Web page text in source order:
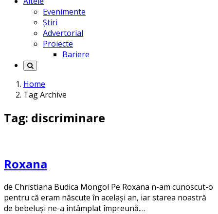
Evenimente
Știri
Advertorial
Proiecte
Bariere
Home
Tag Archive
Tag: discriminare
Roxana
de Christiana Budica Mongol Pe Roxana n-am cunoscut-o
pentru că eram născute în același an, iar starea noastră
de bebeluși ne-a întâmplat împreună.…